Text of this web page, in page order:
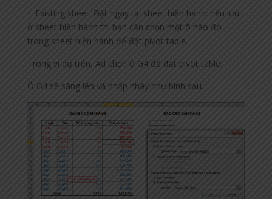
+ Existing sheet: Đặt ngay tại sheet hiện hành: nếu lưu
ở sheet hiện hành thì bạn cần chọn một ô nào đó
trong sheet hiện hành để đặt pivot table.
Trong ví dụ trên, Ad chọn ô G4 để đặt pivot table:
Ô G4 sẽ sáng lên và nhấp nháy như hình sau.